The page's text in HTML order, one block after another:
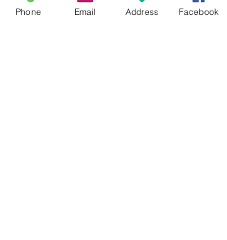
Phone Email Address Facebook